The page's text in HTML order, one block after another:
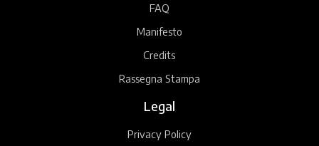
FAQ
Manifesto
Credits
Rassegna Stampa
Legal
Privacy Policy